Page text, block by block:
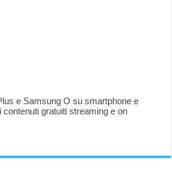
e Samsung O su smartphone e
contenuti gratuiti streaming e on